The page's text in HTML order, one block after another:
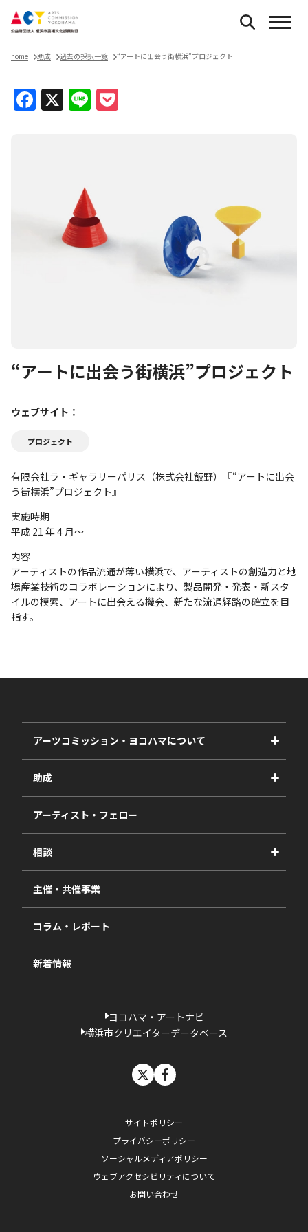
home 助成 過去の採択一覧 “アートに出会う街横浜”プロジェクト
Facebook
X Line
“アートに出会う街横浜”プロジェクト
ウェブサイト
プロジェクト
有限会社ラ・ギャラリーパリス（株式会社飯野）『“アートに出会
う街横浜”プロジェクト』
実施時期
平成 21 年 4 月～
内容
アーティストの作品流通が薄い横浜で、アーティストの創造力と地
場産業技術のコラボレーションにより、製品開発・発表・新スタ
イルの模索、アートに出会える機会、新たな流通経路の確立を目
指す。
アーツコミッション・ヨコハマについて
事業紹介
事業報告書
助成
2027年度
2026年度
2025年度
2024年度
2023年度
過去の採択一覧
アーティスト・フェロー
相談
視察・ヒアリング・研究
相談依頼フォーム
主催・共催事業
コラム・レポート
新着情報
ヨコハマ・アートナビ
横浜市クリエイターデータベース
サイトポリシー
プライバシーポリシー
ソーシャルメディアポリシー
ウェブアクセシビリティについて
お問い合わせ